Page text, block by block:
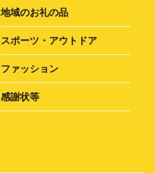
地域のお礼の品
スポーツ・アウトドア
ファッション
感謝状等